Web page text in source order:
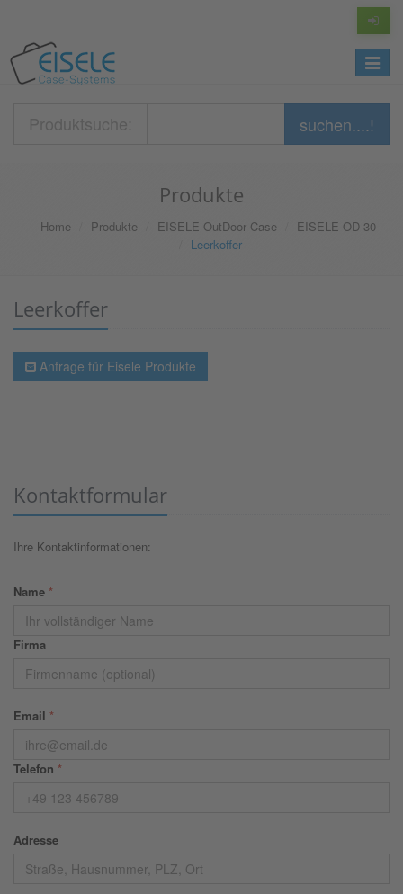
Toggle
suchen....!
Produkte
Home Produkte EISELE OutDoor Case
EISELE OD-30
Leerkoffer
Leerkoffer
Anfrage für Eisele Produkte
Kontaktformular
Ihre Kontaktinformationen:
Name *
Firma
Email *
Telefon *
Adresse